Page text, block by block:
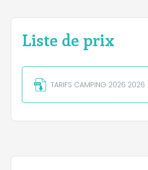
Liste de prix
TARIFS CAMPING 2026 2026